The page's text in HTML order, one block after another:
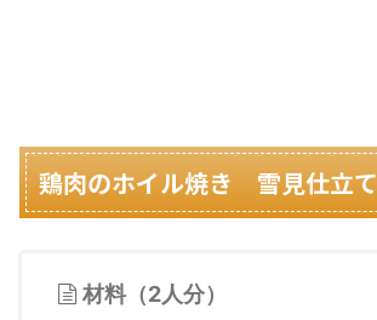
鶏肉のホイル焼き 雪見仕立て
材料（2人分）